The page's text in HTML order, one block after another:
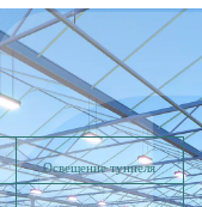
Освещение туннеля